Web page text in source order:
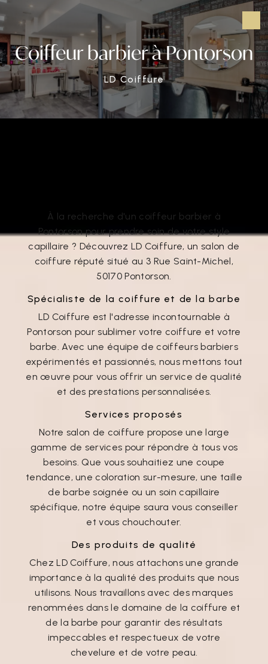
Coiffeur barbier à Pontorson
LD Coiffure
À la recherche d'un coiffeur barbier à
Pontorson pour prendre soin de votre style
capillaire ? Découvrez LD Coiffure, un salon de
coiffure réputé situé au 3 Rue Saint-Michel,
50170 Pontorson.
Spécialiste de la coiffure et de la barbe
LD Coiffure est l'adresse incontournable à
Pontorson pour sublimer votre coiffure et votre
barbe. Avec une équipe de coiffeurs barbiers
expérimentés et passionnés, nous mettons tout
en œuvre pour vous offrir un service de qualité
et des prestations personnalisées.
Services proposés
Notre salon de coiffure propose une large
gamme de services pour répondre à tous vos
besoins. Que vous souhaitiez une coupe
tendance, une coloration sur-mesure, une taille
de barbe soignée ou un soin capillaire
spécifique, notre équipe saura vous conseiller
et vous chouchouter.
Des produits de qualité
Chez LD Coiffure, nous attachons une grande
importance à la qualité des produits que nous
utilisons. Nous travaillons avec des marques
renommées dans le domaine de la coiffure et
de la barbe pour garantir des résultats
impeccables et respectueux de votre
chevelure et de votre peau.
Panneau de gestion des cookies